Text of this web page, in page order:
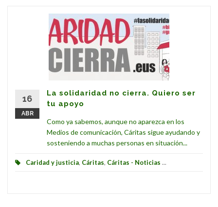
16
ABR
La solidaridad no cierra. Quiero ser
tu apoyo
Como ya sabemos, aunque no aparezca en los
Medios de comunicación, Cáritas sigue ayudando y
sosteniendo a muchas personas en situación...
Caridad y justicia, Cáritas, Cáritas - Noticias ...